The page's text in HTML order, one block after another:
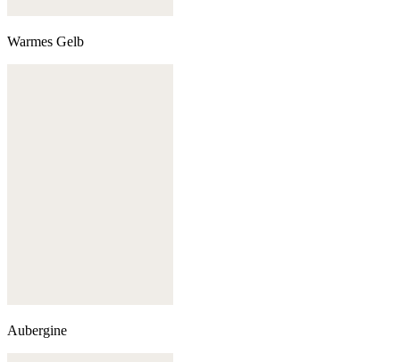
Warmes Gelb
Aubergine